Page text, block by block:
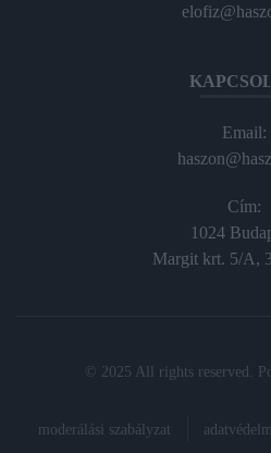
Email:
Cím:
1024
Margit krt. 5/A,
© 2025 All rights reserved.
moderálási szabályzat